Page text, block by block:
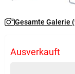
Gesamte Galerie
Ausverkauft